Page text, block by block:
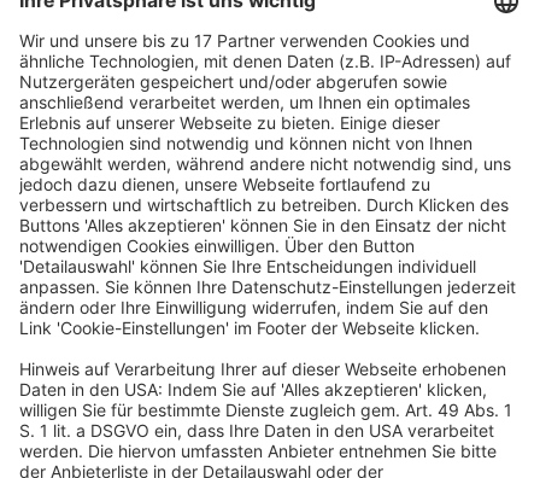
digitalen Angriffe sei im Vergleich zum Vorjahr um rund
8 % auf 289,2 Mrd. Euro gestiegen. Darin enthalten
seien direkte Kosten etwa für Betriebsausfälle,
Ersatzmaßnahmen, Erpressungen oder
Rechtsstreitigkeiten, aber auch Umsatzeinbußen durch
den Verlust von Wettbewerbsvorteilen oder durch
Plagiate. Das seien Ergebnisse einer Studie im Auftrag
des Digitalverbands Bitkom, für die mehr als 1 000
Unternehmen quer durch alle Branchen repräsentativ
befragt wurden. Erneut zugenommen hätten Taten, die
nach Russland und China zurückverfolgt werden
konnten. Von den betroffenen Unternehmen hätten 46
% mindestens einen Angriff aus Russland (2024: 39 %)
festgestellt, ebenso viele aus China (2024: 45 %). Mit
deutlichem Abstand folgten Attacken aus Osteuropa
außerhalb der EU (31 %, 2024: 32 %), aus den USA (24 %,
2024: 25 %), aus EU-Ländern (22 %, 2024: 21 %) sowie
Deutschland (21 %, 2024: 20 %). Rund jedes dritte